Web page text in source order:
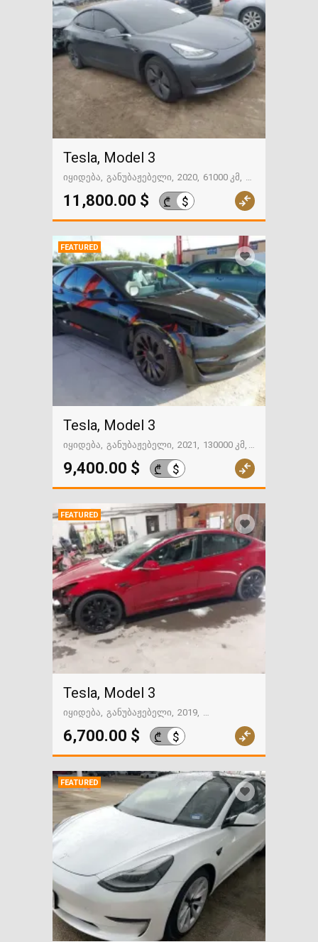
Tesla, Model 3
იყიდება განუბაჟებელი 2020 61000 კმ
გზაში. საქართველოსკენ
11,800.00 $ ₾ $
FEATURED
Tesla, Model 3
იყიდება განუბაჟებელი 2021
130000 კმ
გზაში. საქართველოსკენ
9,400.00 $ ₾ $
FEATURED
Tesla, Model 3
იყიდება განუბაჟებელი 2019
გზაში. საქართველოსკენ
6,700.00 $ ₾ $
FEATURED